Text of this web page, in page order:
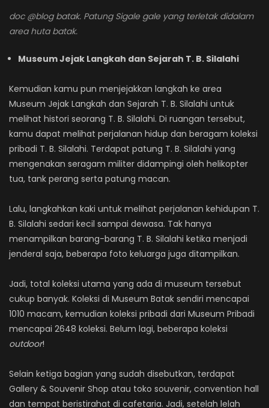
doc @blog batak. Patung Sigale gale yang terletak didalam
area huta batak.
Museum Jejak Langkah dan Sejarah T. B. Silalahi
Kemudian kamu pun menjejakkan langkah ke area
Museum Jejak Langkah dan Sejarah T. B. Silalahi untuk
melihat histori seorang T. B. Silalahi. Di ruangan tersebut,
kamu dapat melihat perjalanan hidup dan beragam koleksi
pribadi T. B. Silalahi. Terdapat patung T. B. Silalahi yang
mengenakan seragam militer didampingi oleh helikopter
tua, tank perang serta patung macan.
Lalu, langkahkan kaki untuk melihat perjalanan kehidupan T.
B. Silalahi sedari kecil sampai dewasa. Tak hanya
menampilkan barang-barang T. B. Silalahi ketika menjadi
jenderal saja, beberapa foto keluarga juga ditampilkan.
Jadi, total koleksi utama yang ada di museum tersebut
cukup banyak. Koleksi di Museum Batak sendiri mencapai
1010 macam, kemudian koleksi pribadi dari Museum Pribadi
mencapai 2648 koleksi. Belum lagi, beberapa koleksi
outdoor!
Selain ketiga bagian yang sudah disebutkan, terdapat
Gallery & Souvenir Shop atau toko souvenir, convention hall
dan tempat beristirahat di cafetaria. Jadi, setelah lelah